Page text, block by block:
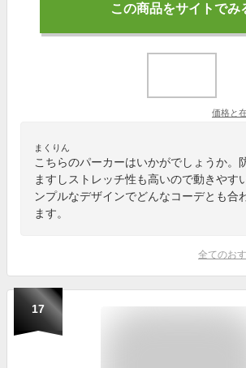
この商品をサイトでみ
価格と
まくりん
こちらのパーカーはいかがでしょうか。
ますしストレッチ性も高いので動きやす
ンプルなデザインでどんなコーデとも合
ます。
全てのお
17